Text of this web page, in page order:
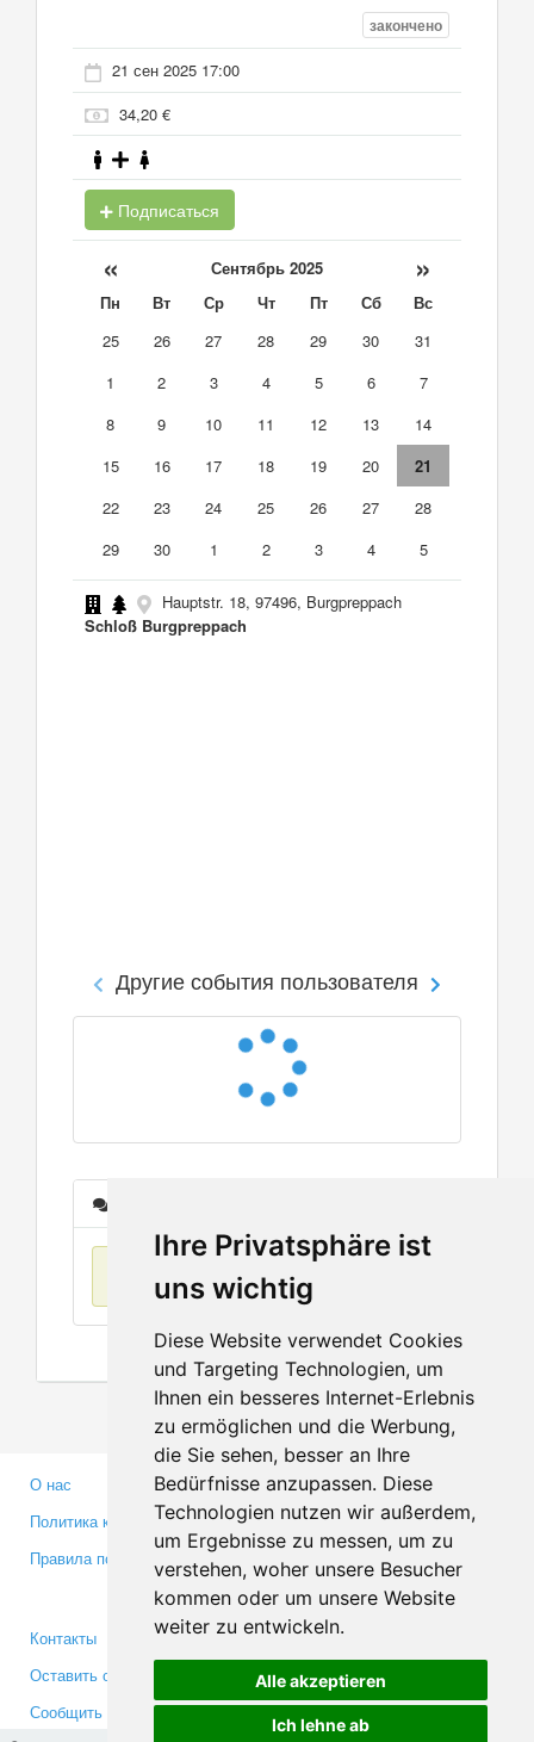
Ihre Privatsphäre ist
uns wichtig
Diese Website verwendet Cookies
und Targeting Technologien, um
Ihnen ein besseres Internet-Erlebnis
zu ermöglichen und die Werbung,
die Sie sehen, besser an Ihre
Bedürfnisse anzupassen. Diese
Technologien nutzen wir außerdem,
um Ergebnisse zu messen, um zu
verstehen, woher unsere Besucher
kommen oder um unsere Website
weiter zu entwickeln.
Alle akzeptieren
Ich lehne ab
закончено
21 сен 2025 17:00
34,20 €
Подписаться
« Сентябрь 2025 »
Пн Вт Ср Чт Пт Сб
Вс
25
26 27 28 29 30
31
1
2 3 4 5 6
7
8
9 10 11 12 13
14
15
16 17 18 19 20
21
22
23 24 25 26 27
28
29
30 1 2 3 4 5
Hauptstr. 18, 97496, Burgpreppach
Schloß Burgpreppach
Другие события пользователя
О нас
Политика конфиденциальности
Правила пользования
Партнерам
Инвесторам
Медиа
Контакты
Оставить отзыв
Сообщить об ошибке
Facebook
Twitter
YouTube